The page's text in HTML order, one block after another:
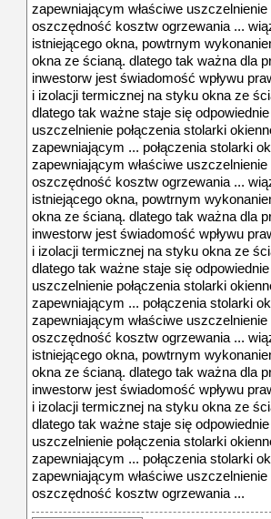
zapewniającym właściwe
oszczędność kosztw ogrzewania ...
istniejącego okna, powtrnym
okna ze ścianą. dlatego tak ważna dla
inwestorw jest świadomość wpływu
i izolacji termicznej na styku okna ze
dlatego tak ważne staje się
uszczelnienie połączenia stolarki
zapewniającym ... połączenia stolarki
zapewniającym właściwe
oszczędność kosztw ogrzewania ...
istniejącego okna, powtrnym
okna ze ścianą. dlatego tak ważna dla
inwestorw jest świadomość wpływu
i izolacji termicznej na styku okna ze
dlatego tak ważne staje się
uszczelnienie połączenia stolarki
zapewniającym ... połączenia stolarki
zapewniającym właściwe
oszczędność kosztw ogrzewania ...
istniejącego okna, powtrnym
okna ze ścianą. dlatego tak ważna dla
inwestorw jest świadomość wpływu
i izolacji termicznej na styku okna ze
dlatego tak ważne staje się
uszczelnienie połączenia stolarki
zapewniającym ... połączenia stolarki
zapewniającym właściwe
oszczędność kosztw ogrzewania ...